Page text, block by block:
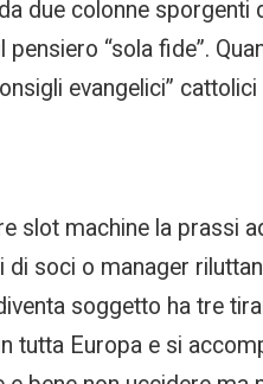
due colonne
“sola fide”.
evangelici”
slot machine la prassi
soci o manager
soggetto ha tre
Europa e si